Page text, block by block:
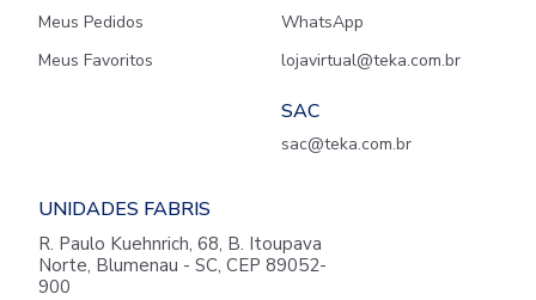
Meus Pedidos
Meus Favoritos
WhatsApp
lojavirtual@teka.com.br
SAC
sac@teka.com.br
UNIDADES FABRIS
R. Paulo Kuehnrich, 68, B. Itoupava
Norte, Blumenau - SC, CEP 89052-
900